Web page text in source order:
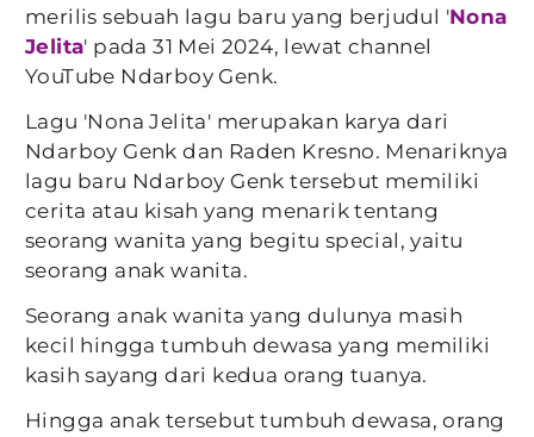
merilis sebuah lagu baru yang berjudul 'Nona
Jelita' pada 31 Mei 2024, lewat channel
YouTube Ndarboy Genk.
Lagu 'Nona Jelita' merupakan karya dari
Ndarboy Genk dan Raden Kresno. Menariknya
lagu baru Ndarboy Genk tersebut memiliki
cerita atau kisah yang menarik tentang
seorang wanita yang begitu special, yaitu
seorang anak wanita.
Seorang anak wanita yang dulunya masih
kecil hingga tumbuh dewasa yang memiliki
kasih sayang dari kedua orang tuanya.
Hingga anak tersebut tumbuh dewasa, orang